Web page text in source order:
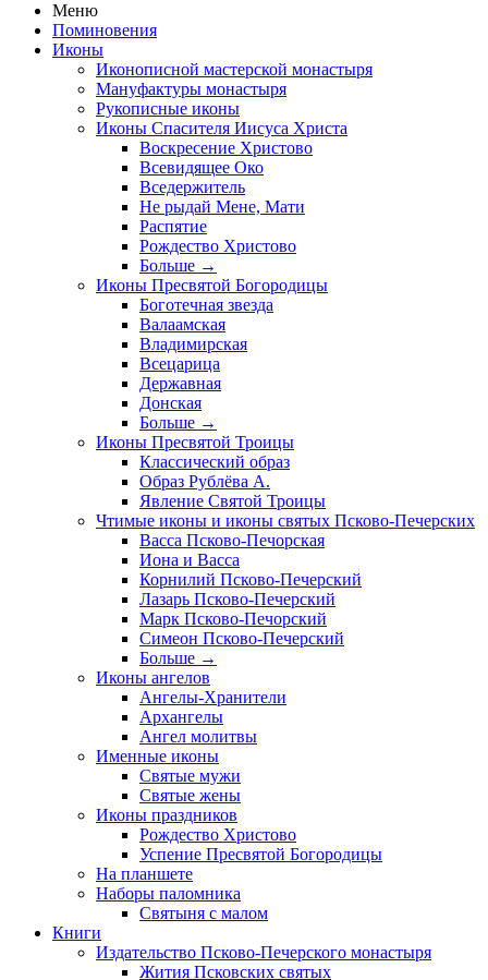
Меню
Поминовения
Иконы
Иконописной мастерской монастыря
Мануфактуры монастыря
Рукописные иконы
Иконы Спасителя Иисуса Христа
Воскресение Христово
Всевидящее Око
Вседержитель
Не рыдай Мене, Мати
Распятие
Рождество Христово
Больше →
Иконы Пресвятой Богородицы
Боготечная звезда
Валаамская
Владимирская
Всецарица
Державная
Донская
Больше →
Иконы Пресвятой Троицы
Классический образ
Образ Рублёва А.
Явление Святой Троицы
Чтимые иконы и иконы святых Псково-Печерских
Васса Псково-Печорская
Иона и Васса
Корнилий Псково-Печерский
Лазарь Псково-Печерский
Марк Псково-Печорский
Симеон Псково-Печерский
Больше →
Иконы ангелов
Ангелы-Хранители
Архангелы
Ангел молитвы
Именные иконы
Святые мужи
Святые жены
Иконы праздников
Рождество Христово
Успение Пресвятой Богородицы
На планшете
Наборы паломника
Святыня с малом
Книги
Издательство Псково-Печерского монастыря
Жития Псковских святых